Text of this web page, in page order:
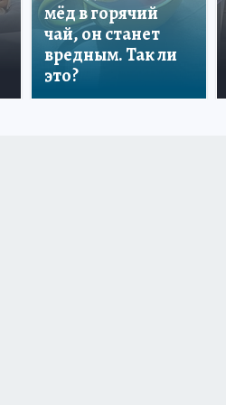
мёд в горячий
чай, он станет
вредным. Так ли
это?